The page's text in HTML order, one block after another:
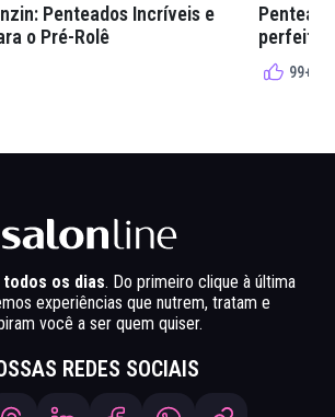
Penteados Incríveis e
o Pré-Rolê
perfeita
99+
os dias. Do primeiro clique à última
experiências que nutrem, tratam e
você a ser quem quiser.
REDES SOCIAIS